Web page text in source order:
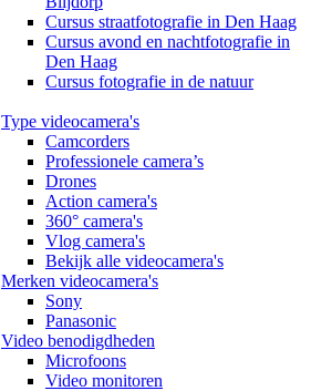
Cursus straatfotografie in Den Haag
Cursus avond en nachtfotografie in
Den Haag
Cursus fotografie in de natuur
Type videocamera's
Camcorders
Professionele camera’s
Drones
Action camera's
360° camera's
Vlog camera's
Bekijk alle videocamera's
Merken videocamera's
Sony
Panasonic
Video benodigdheden
Microfoons
Video monitoren